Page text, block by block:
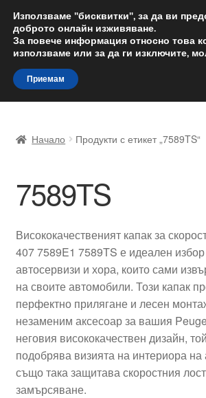
ДОСТАВКА от 12
Доставка по целия
Skip
to
navigation
Skip
to
content
Доставка по целия свят
Жалби
Количка
Контакт
Плащанията
Начало Продукти с етикет „7589TS“
7589TS
Висококачественият капак за
407 7589E1 7589TS е идеален избор
автосервизи и хора, които сами
на своите автомобили. Този капак
перфектно прилягане и лесен
незаменим аксесоар за вашия
неговия висококачествен дизайн,
подобрява визията на интериора
също така защитава скоростния
замърсяване.
Използваме "бисквитки", за да ви
доброто онлайн изживяване.
За повече информация относно това
използваме или за да ги изключите,
Приемам